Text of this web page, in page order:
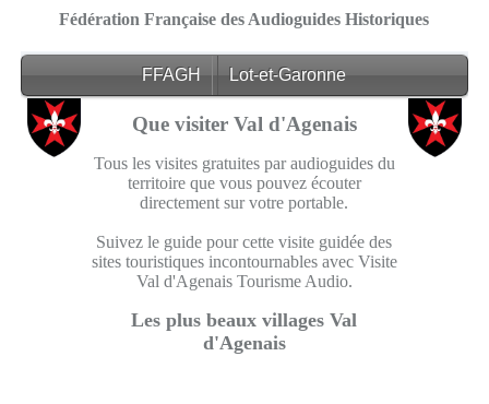
Fédération Française des Audioguides Historiques
FFAGH Lot-et-Garonne
Que visiter Val d'Agenais
Tous les visites gratuites par audioguides du
territoire que vous pouvez écouter
directement sur votre portable.
Suivez le guide pour cette visite guidée des
sites touristiques incontournables avec Visite
Val d'Agenais Tourisme Audio.
Les plus beaux villages Val
d'Agenais